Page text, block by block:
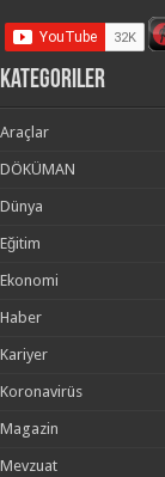
kategoriler
Araçlar
DÖKÜMAN
Dünya
Eğitim
Ekonomi
Haber
Kariyer
Koronavirüs
Magazin
Mevzuat